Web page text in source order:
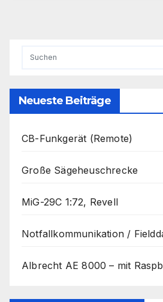
Neueste Beiträge
CB-Funkgerät (Remote)
Große Sägeheuschrecke
MiG-29C 1:72, Revell
Notfallkommunikation /
Albrecht AE 8000 – mit